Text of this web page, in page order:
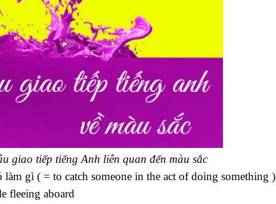
giao tiếp tiếng Anh liên quan đến màu sắc
làm gì ( = to catch someone in the act of doing something )
fleeing aboard